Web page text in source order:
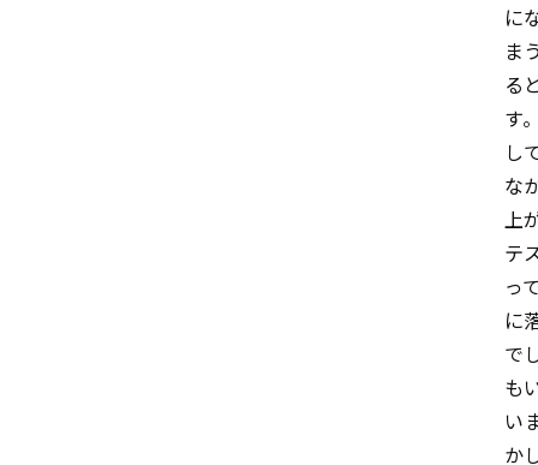
に
ま
る
す
し
な
上
テ
っ
に
で
も
い
か